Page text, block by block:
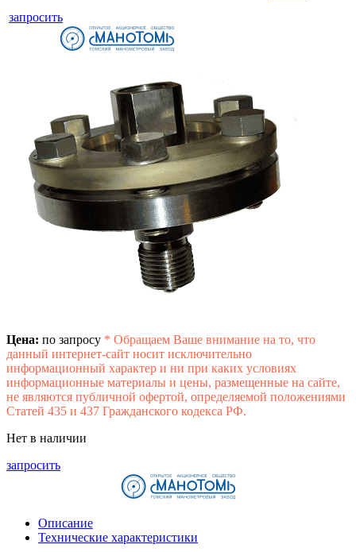
запросить
Цена: по запросу * Обращаем Ваше внимание на то, что
данный интернет-сайт носит исключительно
информационный характер и ни при каких условиях
информационные материалы и цены, размещенные на сайте,
не являются публичной офертой, определяемой положениями
Статей 435 и 437 Гражданского кодекса РФ.
Нет в наличии
запросить
Описание
Технические характеристики